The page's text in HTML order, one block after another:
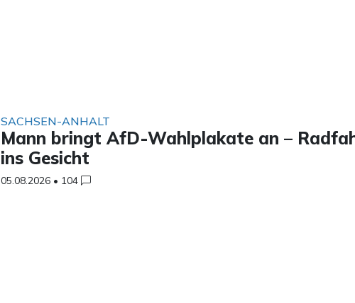
SACHSEN-ANHALT
Mann bringt AfD-Wahlplakate an –
ins Gesicht
05.08.2026 • 104